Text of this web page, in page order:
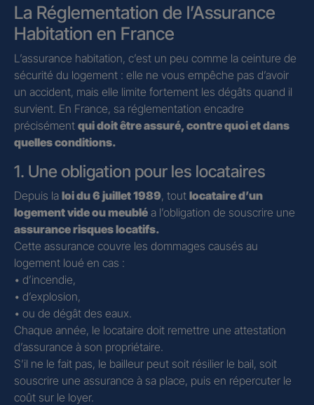
La Réglementation de l’Assurance
Habitation en France
L’assurance habitation, c’est un peu comme la ceinture de
sécurité du logement : elle ne vous empêche pas d’avoir
un accident, mais elle limite fortement les dégâts quand il
survient. En France, sa réglementation encadre
précisément qui doit être assuré, contre quoi et dans
quelles conditions.
1. Une obligation pour les locataires
Depuis la loi du 6 juillet 1989, tout locataire d’un
logement vide ou meublé a l’obligation de souscrire une
assurance risques locatifs.
Cette assurance couvre les dommages causés au
logement loué en cas :
• d’incendie,
• d’explosion,
• ou de dégât des eaux.
Chaque année, le locataire doit remettre une attestation
d’assurance à son propriétaire.
S’il ne le fait pas, le bailleur peut soit résilier le bail, soit
souscrire une assurance à sa place, puis en répercuter le
coût sur le loyer.